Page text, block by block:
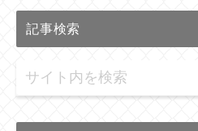
記事検索